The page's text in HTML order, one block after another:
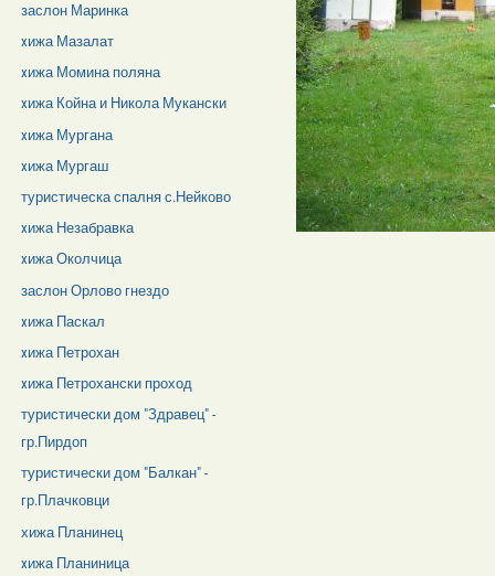
заслон Маринка
xижа Мазалат
xижа Момина поляна
xижа Койна и Никола Мукански
xижа Мургана
xижа Мургаш
туристическа спалня с.Нейково
xижа Незабравка
xижа Околчица
заслон Орлово гнездо
xижа Паскал
xижа Петрохан
xижа Петрохански проход
туристически дом "Здравец" -
гр.Пирдоп
туристически дом "Балкан" -
гр.Плачковци
хижа Планинец
xижа Планиница